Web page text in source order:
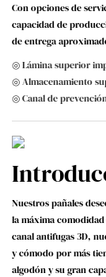
Con opciones de
capacidad de
de entrega
◎ Lámina superior
◎ Almacenamiento
◎ Canal de
Nuestros pañales
la máxima
canal antifugas 3D,
y cómodo por más
algodón y su gran